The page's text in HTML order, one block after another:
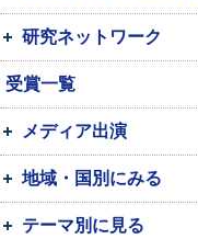
研究ネットワーク
受賞一覧
メディア出演
地域・国別にみる
テーマ別に見る